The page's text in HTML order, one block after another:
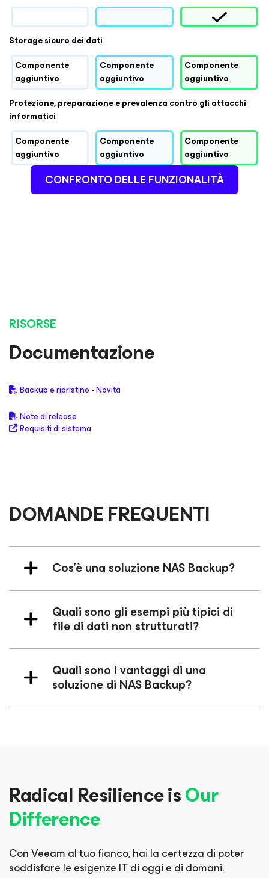
Storage sicuro dei dati
Componente
aggiuntivo
Componente
aggiuntivo
Componente
aggiuntivo
Protezione, preparazione e prevalenza contro gli attacchi
informatici
Componente
aggiuntivo
Componente
aggiuntivo
Componente
aggiuntivo
CONFRONTO DELLE FUNZIONALITÀ
RISORSE
Documentazione
Backup e ripristino - Novità
Note di release
Requisiti di sistema
DOMANDE FREQUENTI
Cos'è una soluzione NAS Backup?
Quali sono gli esempi più tipici di
file di dati non strutturati?
Quali sono i vantaggi di una
soluzione di NAS Backup?
Radical Resilience isOur
Difference
Con Veeam al tuo fianco, hai la certezza di poter
soddisfare le esigenze IT di oggi e di domani.